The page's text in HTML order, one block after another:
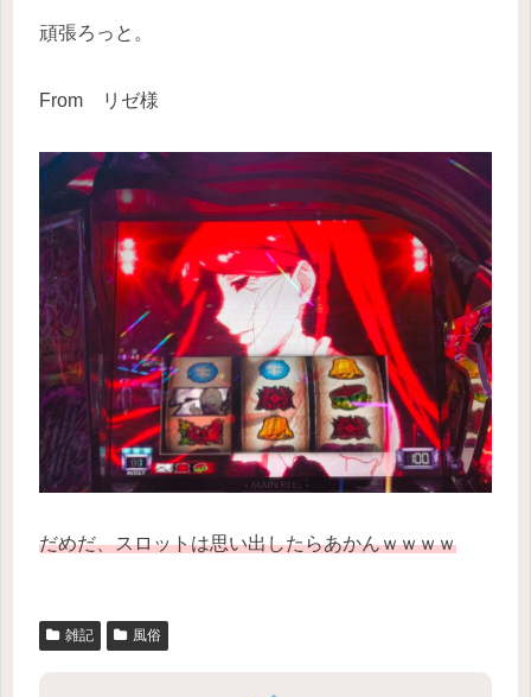
頑張ろっと。
From リゼ様
だめだ、スロットは思い出したらあかんｗｗｗｗ
雑記 風俗